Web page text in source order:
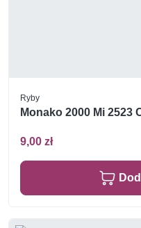
Ryby
Monako 2000 Mi 2523
9,00 zł